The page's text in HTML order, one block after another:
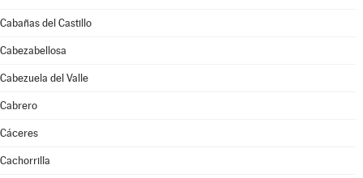
Cabañas del Castillo
Cabezabellosa
Cabezuela del Valle
Cabrero
Cáceres
Cachorrilla